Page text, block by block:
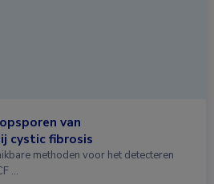
van
cystic fibrosis
methoden voor het detecteren
…